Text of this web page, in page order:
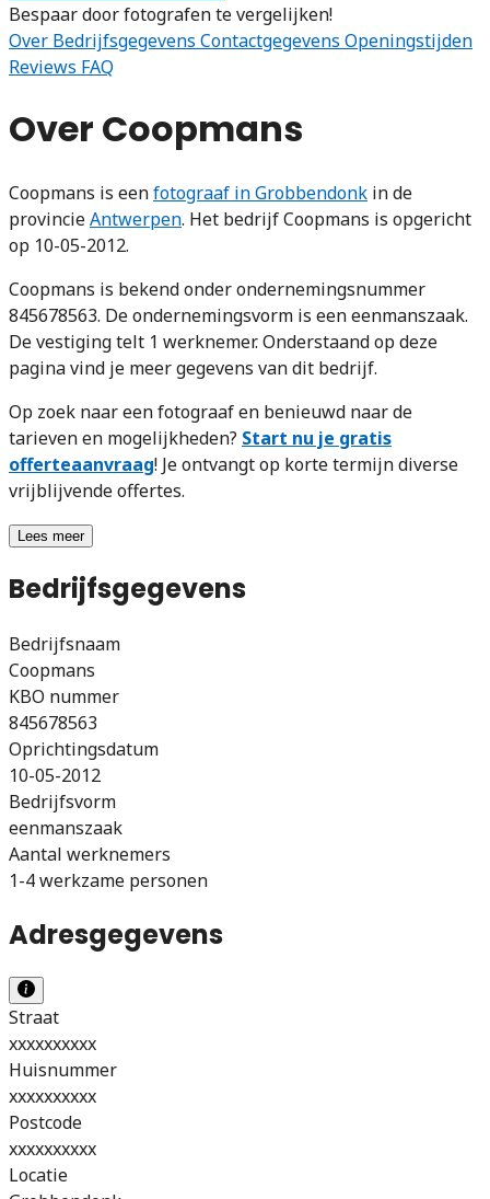
Bespaar door fotografen te vergelijken!
Over Bedrijfsgegevens Contactgegevens Openingstijden
Reviews FAQ
Over Coopmans
Coopmans is eenfotograaf in Grobbendonk in de
provincieAntwerpen. Het bedrijf Coopmans is opgericht
op 10-05-2012.
Coopmans is bekend onder ondernemingsnummer
845678563. De ondernemingsvorm is een eenmanszaak.
De vestiging telt 1 werknemer. Onderstaand op deze
pagina vind je meer gegevens van dit bedrijf.
Op zoek naar een fotograaf en benieuwd naar de
tarieven en mogelijkheden? Start nu je gratis
offerteaanvraag! Je ontvangt op korte termijn diverse
vrijblijvende offertes.
Lees meer
Bedrijfsgegevens
Bedrijfsnaam
Coopmans
KBO nummer
845678563
Oprichtingsdatum
10-05-2012
Bedrijfsvorm
eenmanszaak
Aantal werknemers
1-4 werkzame personen
Adresgegevens
Straat
xxxxxxxxxx
Huisnummer
xxxxxxxxxx
Postcode
xxxxxxxxxx
Locatie